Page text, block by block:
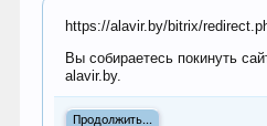
https://alavir.by/bitrix/
Вы собираетесь покинуть
alavir.by.
Продолжить...